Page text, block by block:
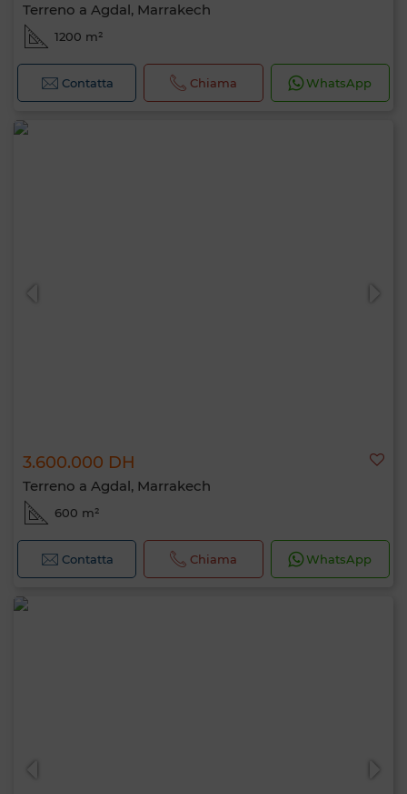
Terreno a Agdal, Marrakech
1200 m²
Contatta Chiama WhatsApp
3.600.000 DH
Terreno a Agdal, Marrakech
600 m²
Contatta Chiama WhatsApp